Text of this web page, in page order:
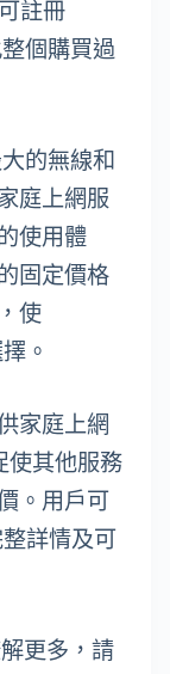
註冊
個購買過
的無線和
庭上網服
使用體
固定價格
使
。
家庭上網
使其他服務
。用戶可
詳情及可
更多，請